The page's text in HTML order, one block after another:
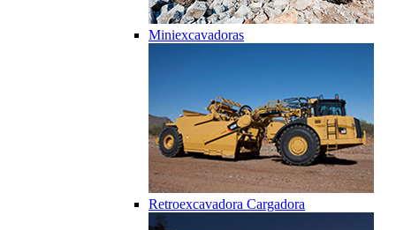
Miniexcavadoras
Retroexcavadora Cargadora